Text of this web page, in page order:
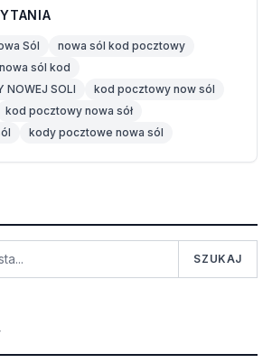
Sól
nowa sól kod pocztowy
nowa sól kod
NOWEJ SOLI
kod pocztowy now sól
kod pocztowy nowa sół
kody pocztowe nowa sól
SZUKAJ